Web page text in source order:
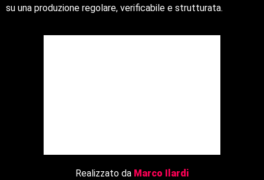
su una produzione regolare, verificabile e strutturata.
Realizzato da Marco Ilardi